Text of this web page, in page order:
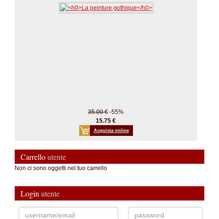
35.00 € -55%
15.75 €
Acquista online
Carrelloutente
Non ci sono oggetti nel tuo carrello
Login utente